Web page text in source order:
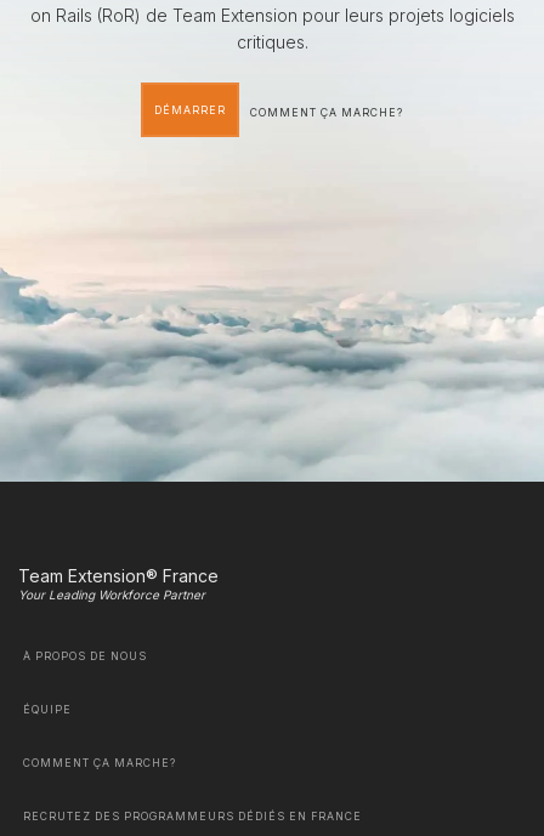
on Rails (RoR) de Team Extension pour leurs projets logiciels
critiques.
DÉMARRER COMMENT ÇA MARCHE?
Team Extension® France
Your Leading Workforce Partner
À PROPOS DE NOUS
ÉQUIPE
COMMENT ÇA MARCHE?
RECRUTEZ DES PROGRAMMEURS DÉDIÉS EN FRANCE